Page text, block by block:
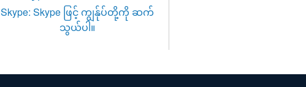
Skype: Skype ဖြင့် ကျွန်ုပ်တို့ကို ဆက်
သွယ်ပါ။